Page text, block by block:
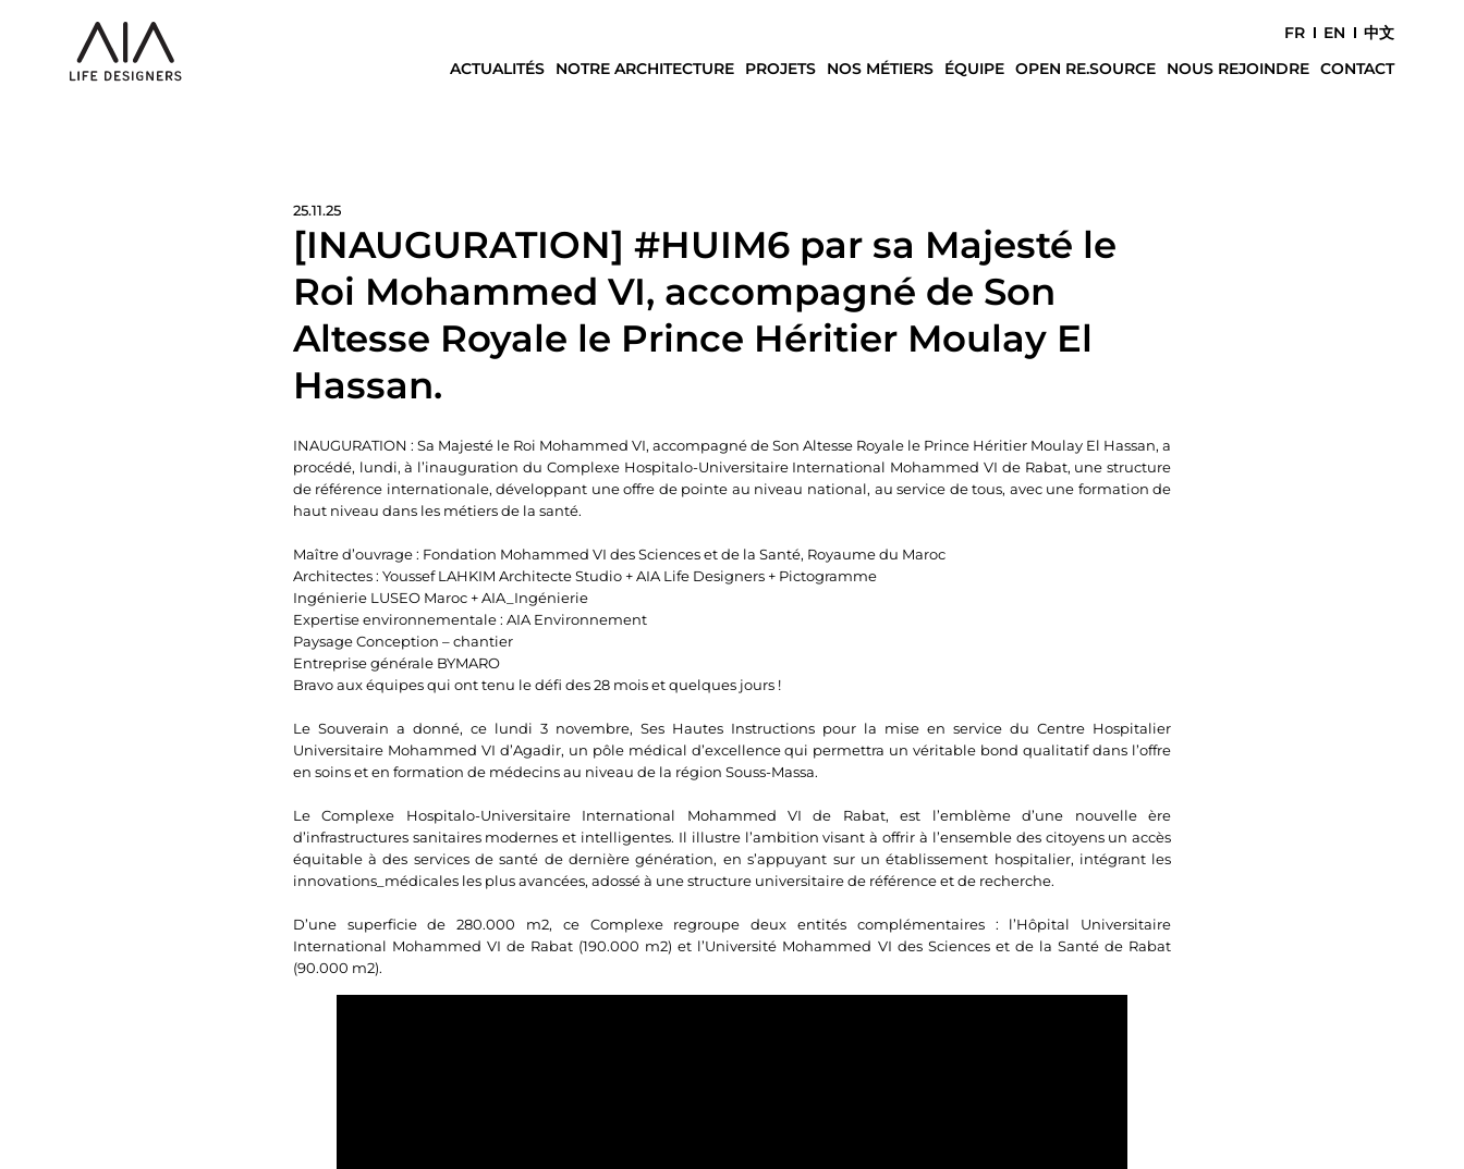
FR EN
中文
ACTUALITÉS
NOTRE ARCHITECTURE PROJETS NOS MÉTIERS ÉQUIPE OPEN RE.SOURCE NOUS REJOINDRE CONTACT
25.11.25
[INAUGURATION] #HUIM6 par sa Majesté le
Roi Mohammed VI, accompagné de Son
Altesse Royale le Prince Héritier Moulay El
Hassan.
INAUGURATION : Sa Majesté le Roi Mohammed VI, accompagné de Son Altesse Royale le Prince Héritier Moulay El Hassan, a
procédé, lundi, à l’inauguration du Complexe Hospitalo-Universitaire International Mohammed VI de Rabat, une structure
de référence internationale, développant une offre de pointe au niveau national, au service de tous, avec une formation de
haut niveau dans les métiers de la santé.
Maître d’ouvrage : Fondation Mohammed VI des Sciences et de la Santé, Royaume du Maroc
Architectes : Youssef LAHKIM Architecte Studio + AIA Life Designers + Pictogramme
Ingénierie LUSEO Maroc + AIA_Ingénierie
Expertise environnementale : AIA Environnement
Paysage Conception – chantier
Entreprise générale BYMARO
Bravo aux équipes qui ont tenu le défi des 28 mois et quelques jours !
Le Souverain a donné, ce lundi 3 novembre, Ses Hautes Instructions pour la mise en service du Centre Hospitalier
Universitaire Mohammed VI d’Agadir, un pôle médical d’excellence qui permettra un véritable bond qualitatif dans l’offre
en soins et en formation de médecins au niveau de la région Souss-Massa.
Le Complexe Hospitalo-Universitaire International Mohammed VI de Rabat, est l’emblème d’une nouvelle ère
d’infrastructures sanitaires modernes et intelligentes. Il illustre l’ambition visant à offrir à l’ensemble des citoyens un accès
équitable à des services de santé de dernière génération, en s’appuyant sur un établissement hospitalier, intégrant les
innovations_médicales les plus avancées, adossé à une structure universitaire de référence et de recherche.
D’une superficie de 280.000 m2, ce Complexe regroupe deux entités complémentaires : l’Hôpital Universitaire
International Mohammed VI de Rabat (190.000 m2) et l’Université Mohammed VI des Sciences et de la Santé de Rabat
(90.000 m2).